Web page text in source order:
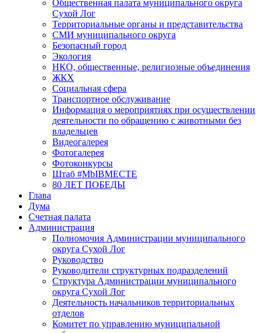
Общественная палата муниципального округа
Сухой Лог
Территориальные органы и представительства
СМИ муниципального округа
Безопасный город
Экология
НКО, общественные, религиозные объединения
ЖКХ
Социальная сфера
Транспортное обслуживание
Информация о мероприятиях при осуществлении
деятельности по обращению с животными без
владельцев
Видеогалерея
Фотогалерея
Фотоконкурсы
Штаб #MbIBMECTE
80 ЛЕТ ПОБЕДЫ
Глава
Дума
Счетная палата
Администрация
Полномочия Администрации муниципального
округа Сухой Лог
Руководство
Руководители структурных подразделений
Структура Администрации муниципального
округа Сухой Лог
Деятельность начальников территориальных
отделов
Комитет по управлению муниципальной